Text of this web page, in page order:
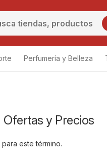
Perfumería y Belleza
y Precios
este término.